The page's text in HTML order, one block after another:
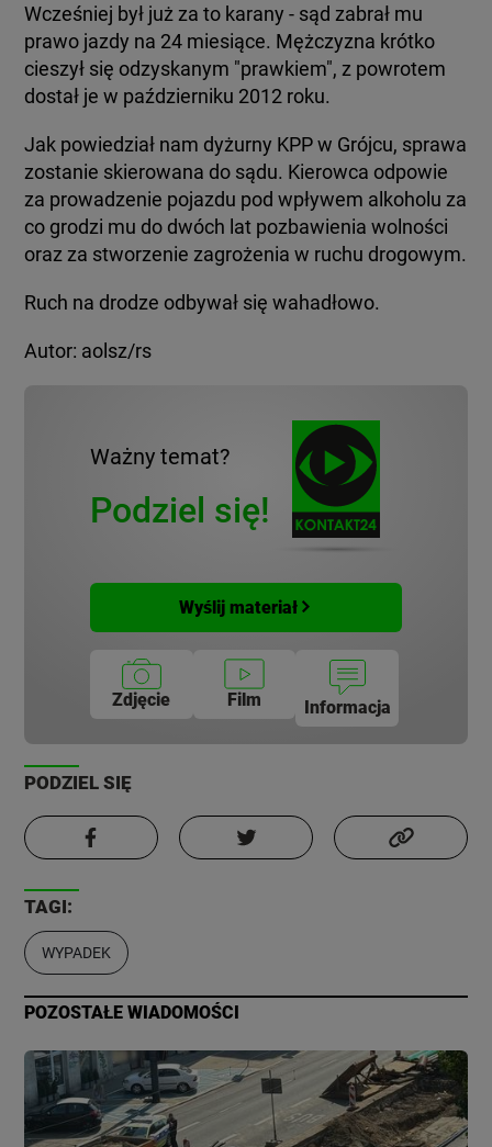
Wcześniej był już za to karany - sąd zabrał mu
prawo jazdy na 24 miesiące. Mężczyzna krótko
cieszył się odzyskanym "prawkiem", z powrotem
dostał je w październiku 2012 roku.
Jak powiedział nam dyżurny KPP w Grójcu, sprawa
zostanie skierowana do sądu. Kierowca odpowie
za prowadzenie pojazdu pod wpływem alkoholu za
co grodzi mu do dwóch lat pozbawienia wolności
oraz za stworzenie zagrożenia w ruchu drogowym.
Ruch na drodze odbywał się wahadłowo.
Autor: aolsz/rs
Ważny temat?
Podziel się!
Wyślij materiał
Zdjęcie Film Informacja
PODZIEL SIĘ
TAGI:
WYPADEK
POZOSTAŁE WIADOMOŚCI